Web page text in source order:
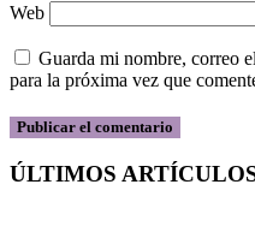
Web
Guarda mi nombre, correo
para la próxima vez que
ÚLTIMOS